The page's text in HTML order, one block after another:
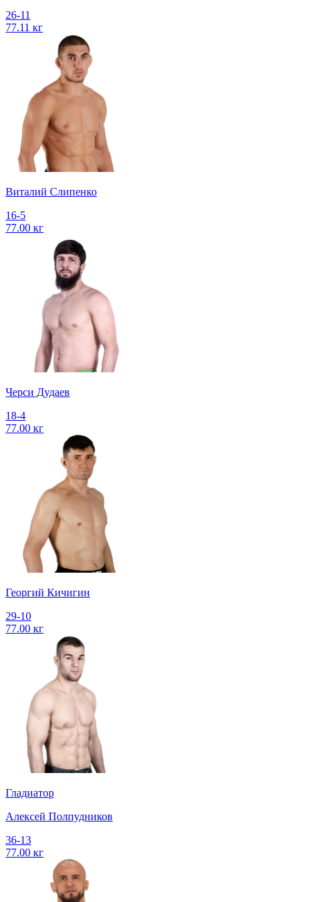
26-11
77.11 кг
Виталий Слипенко
16-5
77.00 кг
Черси Дудаев
18-4
77.00 кг
Георгий Кичигин
29-10
77.00 кг
Гладиатор
Алексей Полпудников
36-13
77.00 кг